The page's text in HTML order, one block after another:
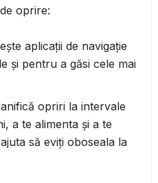
oprire:
aplicații de navigație
și pentru a găsi cele mai
opriri la intervale
a te alimenta și a te
să eviți oboseala la